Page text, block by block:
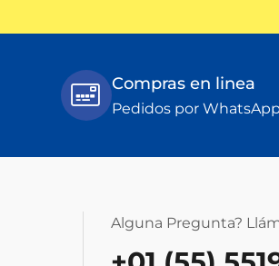
Compras en linea
Pedidos por WhatsApp
Alguna Pregunta?